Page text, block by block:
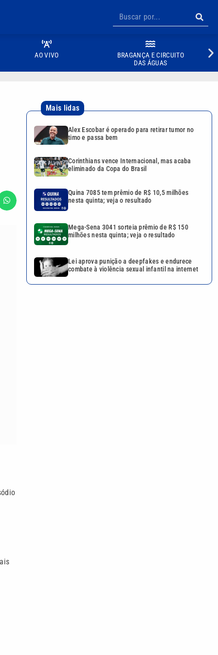
AO VIVO
BRAGANÇA E CIRCUITO
DAS ÁGUAS
Mais lidas
Alex Escobar é operado para retirar tumor no
timo e passa bem
Corinthians vence Internacional, mas acaba
eliminado da Copa do Brasil
Quina 7085 tem prêmio de R$ 10,5 milhões
nesta quinta; veja o resultado
Mega-Sena 3041 sorteia prêmio de R$ 150
milhões nesta quinta; veja o resultado
Lei aprova punição a deepfakes e endurece
combate à violência sexual infantil na internet